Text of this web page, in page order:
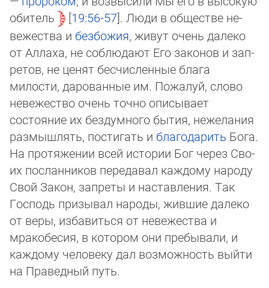
обитель
19:56-57 . Люди в обществе не­
вежества и безбожия, живут очень далеко
от Аллаха, не соблюдают Его законов и зап­
ре­тов, не ценят бесчисленные блага
милости, дарованные им. Пожалуй, слово
не­ве­же­ст­во очень точно описывает
состояние их бездумного бытия, нежелания
раз­мыш­лять, постигать и благодарить Бога.
На протяжении всей истории Бог через Сво­
их пос­лан­ников передавал каждому народу
Свой Закон, запреты и наставления. Так
Гос­подь призывал народы, жившие далеко
от веры, избавиться от невежества и
мракобе­сия, в котором они пребывали, и
каждому человеку дал возможность выйти
на Пра­вед­ный путь.